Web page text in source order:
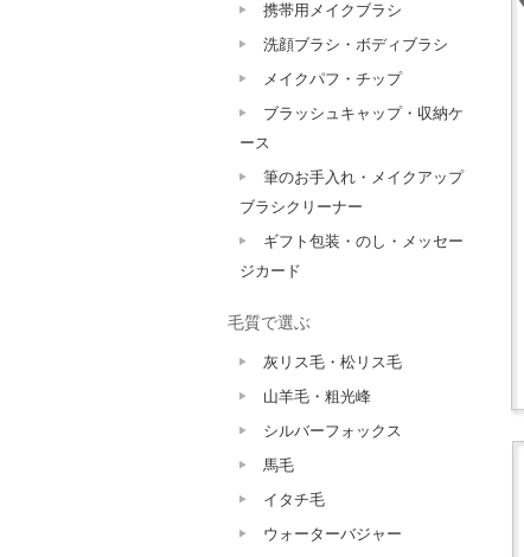
携帯用メイクブラシ
洗顔ブラシ・ボディブラシ
メイクパフ・チップ
ブラッシュキャップ・収納ケ
ース
筆のお手入れ・メイクアップ
ブラシクリーナー
ギフト包装・のし・メッセー
ジカード
毛質で選ぶ
灰リス毛・松リス毛
山羊毛・粗光峰
シルバーフォックス
馬毛
イタチ毛
ウォーターバジャー